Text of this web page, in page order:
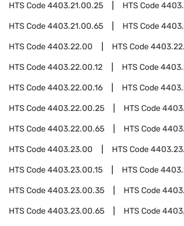
HTS Code4403.21.00.25 HTS Code
HTS Code4403.21.00.65 HTS Code
HTS Code4403.22.00 HTS Code
HTS Code4403.22.00.12 HTS Code
HTS Code4403.22.00.16 HTS Code
HTS Code4403.22.00.25 HTS Code
HTS Code4403.22.00.65 HTS Code
HTS Code4403.23.00 HTS Code
HTS Code4403.23.00.15 HTS Code
HTS Code4403.23.00.35 HTS Code
HTS Code4403.23.00.65 HTS Code